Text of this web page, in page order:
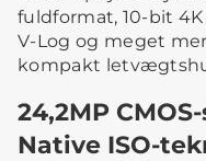
fuldformat, 10-bit
V-Log og meget
kompakt
24,2MP
Native ISO-